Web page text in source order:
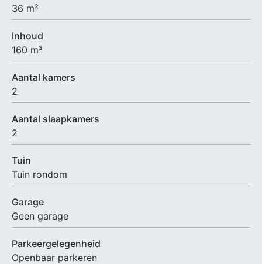
36 m²
Inhoud
160 m³
Aantal kamers
2
Aantal slaapkamers
2
Tuin
Tuin rondom
Garage
Geen garage
Parkeergelegenheid
Openbaar parkeren